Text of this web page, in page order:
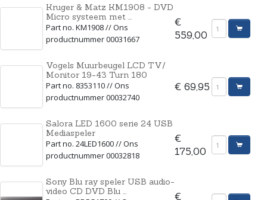
Kruger & Matz KM1908 - DVD
Micro systeem met ...
Part no. KM1908 // Ons
productnummer 00031667
€
559,00
Vogels Muurbeugel LCD TV/
Monitor 19-43 Turn 180
Part no. 8353110 // Ons
productnummer 00032740
€ 69,95
Salora LED 1600 serie 24 USB
Mediaspeler
Part no. 24LED1600 // Ons
productnummer 00032818
€
175,00
Sony Blu ray speler USB audio-
video CD DVD Blu ...
€